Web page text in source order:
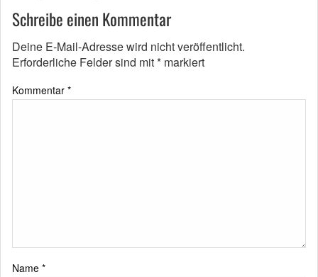
Schreibe einen Kommentar
Deine E-Mail-Adresse wird nicht veröffentlicht.
Erforderliche Felder sind mit* markiert
Kommentar *
Name *